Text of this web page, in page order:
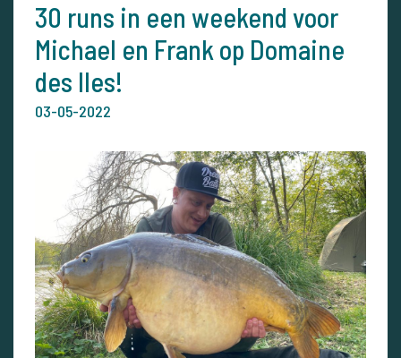
30 runs in een weekend voor
Michael en Frank op Domaine
des Iles!
03-05-2022